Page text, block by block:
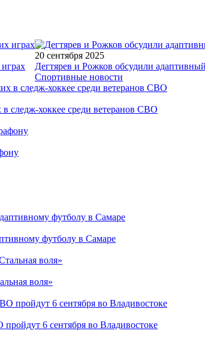
20 сентября 2025
Дегтярев и Рожков обсудили
Спортивные новости
следж-хоккее среди ветеранов СВО
футболу в Самаре
воля»
6 сентября во Владивостоке